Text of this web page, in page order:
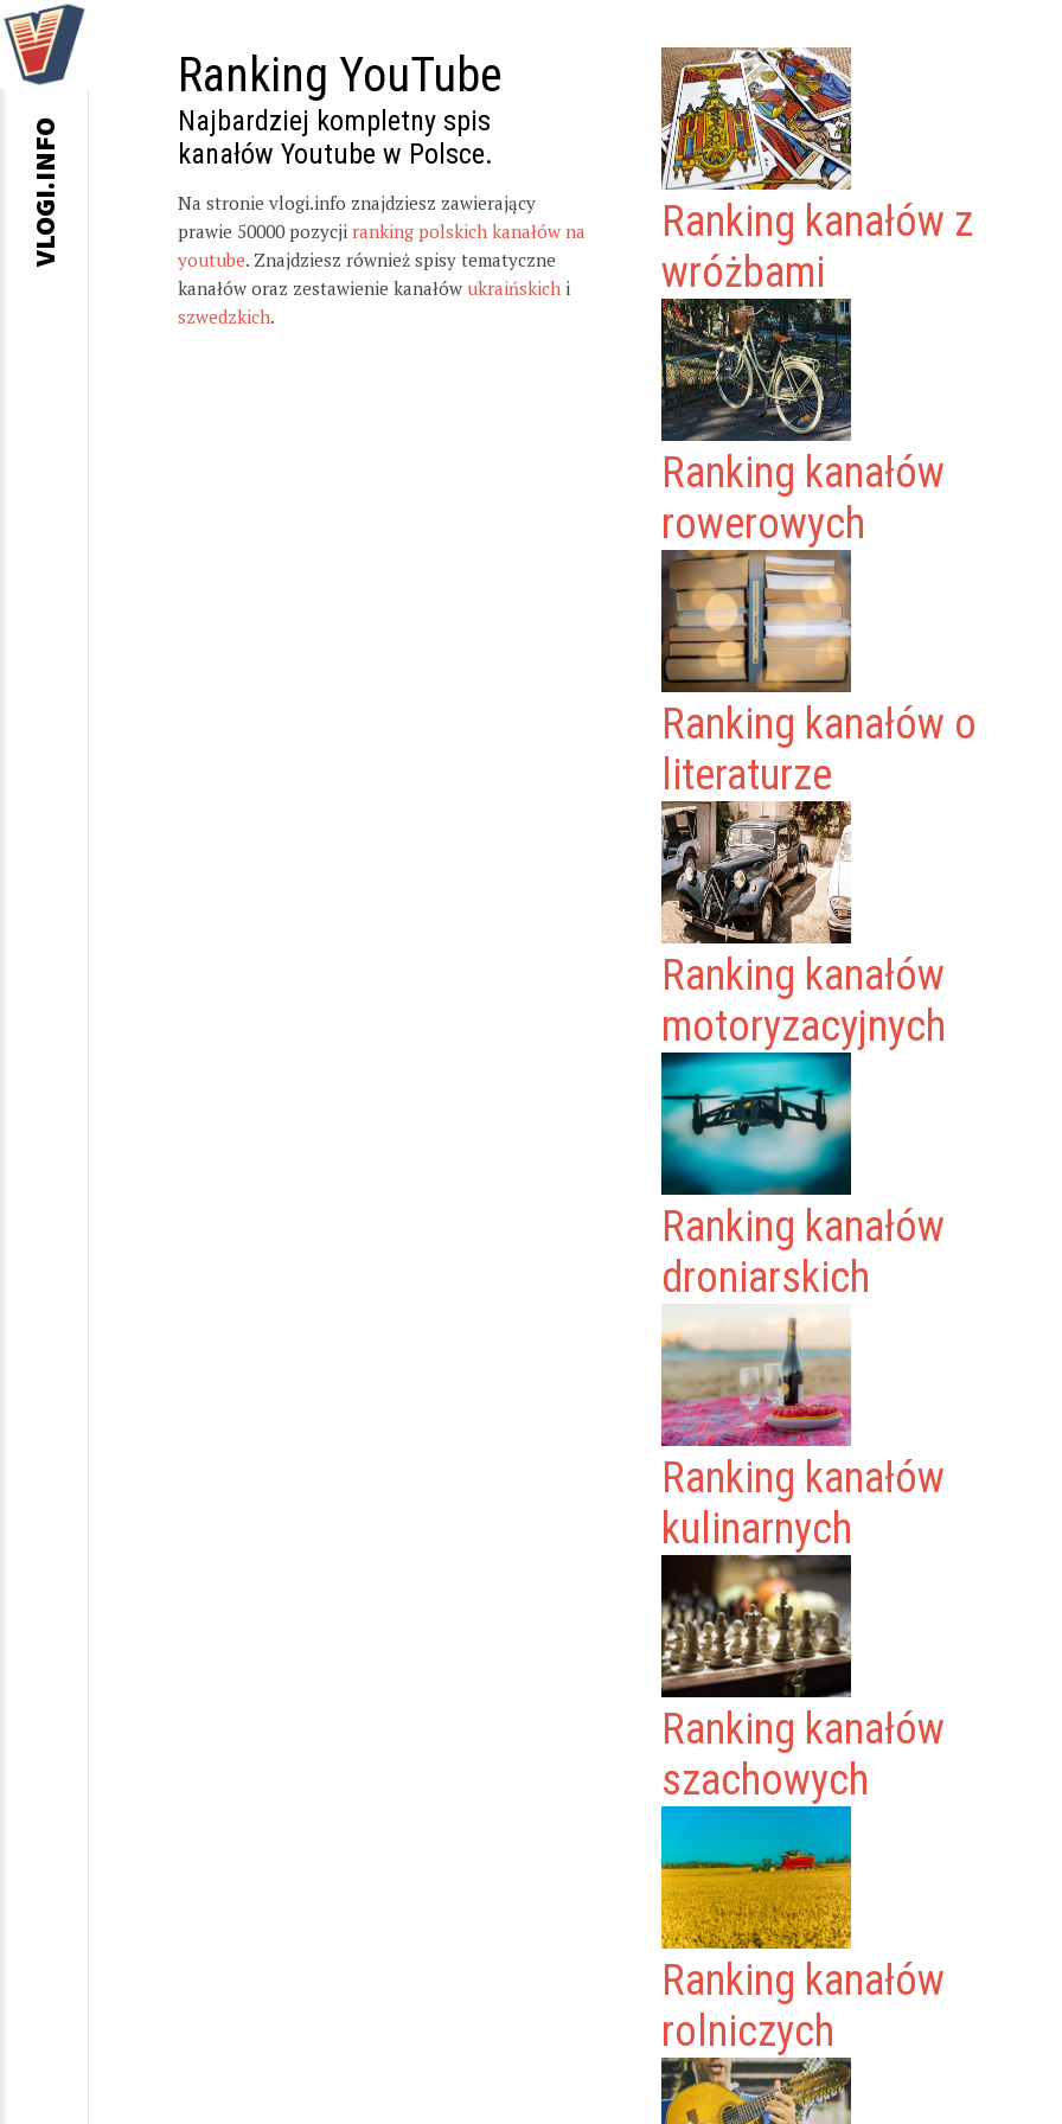
Ranking YouTube
Najbardziej kompletny spis
kanałów Youtube w Polsce.
Na stronie vlogi.info znajdziesz zawierający
prawie 50000 pozycji ranking polskich kanałów na
youtube. Znajdziesz również spisy tematyczne
kanałów oraz zestawienie kanałów ukraińskich i
szwedzkich.
Ranking kanałów z
wróżbami
Ranking kanałów
rowerowych
Ranking kanałów o
literaturze
Ranking kanałów
motoryzacyjnych
Ranking kanałów
droniarskich
Ranking kanałów
kulinarnych
Ranking kanałów
szachowych
Ranking kanałów
rolniczych
VLOGI.INFO